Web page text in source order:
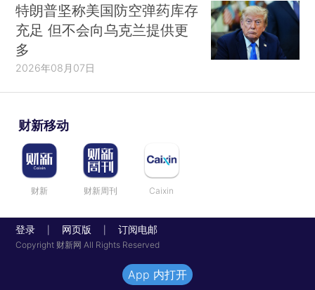
特朗普坚称美国防空弹药库存
充足 但不会向乌克兰提供更
多
2026年08月07日
财新移动
财新 财新周刊 Caixin
登录 网页版 订阅电邮
Copyright 财新网 All Rights Reserved
App 内打开